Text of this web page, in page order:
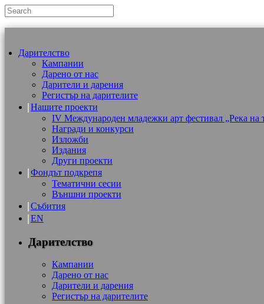
Дарителство
Кампании
Дарено от нас
Дарители и дарения
Регистър на дарителите
Нашите проекти
IV Международен младежки арт фестивал „Река на
Награди и конкурси
Изложби
Издания
Други проекти
Фондът подкрепя
Тематични сесии
Външни проекти
Събития
EN
Дарителство
Кампании
Дарено от нас
Дарители и дарения
Регистър на дарителите